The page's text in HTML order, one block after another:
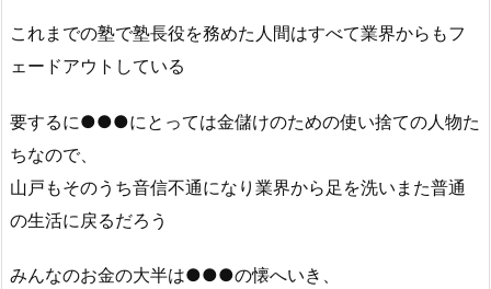
これまでの塾で塾長役を務めた人間はすべて業界からもフ
ェードアウトしている
要するに●●●にとっては金儲けのための使い捨ての人物た
ちなので、
山戸もそのうち音信不通になり業界から足を洗いまた普通
の生活に戻るだろう
みんなのお金の大半は●●●の懐へいき、